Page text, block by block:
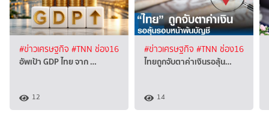
#ข่าวเศรษฐกิจ #TNN ช่อง16
อัพเป้า GDP ไทย จาก …
12
#ข่าวเศรษฐกิจ #TNN ช่อง16
ไทยถูกจับตาค่าเงินรอลุ้น…
14